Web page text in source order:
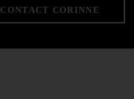
CONTACT CORINNE